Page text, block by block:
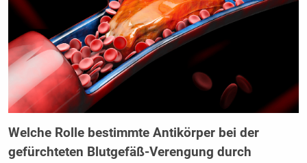
Welche Rolle bestimmte Antikörper bei der
gefürchteten Blutgefäß-Verengung durch